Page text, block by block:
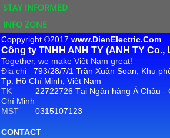
STAY INFORMED
INFO ZONE
Coppyright ©2017www.DienElectric.Com
Công ty TNHH ANH TY (ANH TY Co.,
Together, we make Việt Nam great!
Địa chỉ793/28/7/1 Trần Xuân Soạn, Khu
Tp. Hồ Chí Minh, Việt Nam
TK22722726 Tại Ngân hàng Á Châu -
Chí Minh
MST0315107123
CONTACT